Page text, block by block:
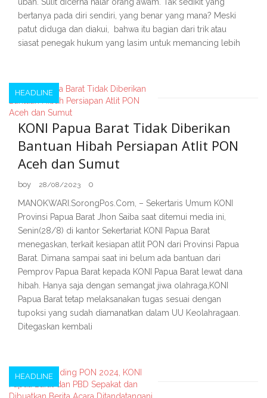
bertanya pada diri sendiri, yang benar yang mana? Meski
patut diduga dan diakui, bahwa itu bagian dari trik atau
siasat penegak hukum yang lasim untuk memancing lebih
HEADLINE
KONI Papua Barat Tidak Diberikan
Bantuan Hibah Persiapan Atlit PON
Aceh dan Sumut
boy 28/08/2023 0
MANOKWARI.SorongPos.Com, – Sekertaris Umum KONI
Provinsi Papua Barat Jhon Saiba saat ditemui media ini,
Senin(28/8) di kantor Sekertariat KONI Papua Barat
menegaskan, terkait kesiapan atlit PON dari Provinsi Papua
Barat. Dimana sampai saat ini belum ada bantuan dari
Pemprov Papua Barat kepada KONI Papua Barat lewat dana
hibah. Hanya saja dengan semangat jiwa olahraga,KONI
Papua Barat tetap melaksanakan tugas sesuai dengan
tupoksi yang sudah diamanatkan dalam UU Keolahragaan.
Ditegaskan kembali
HEADLINE